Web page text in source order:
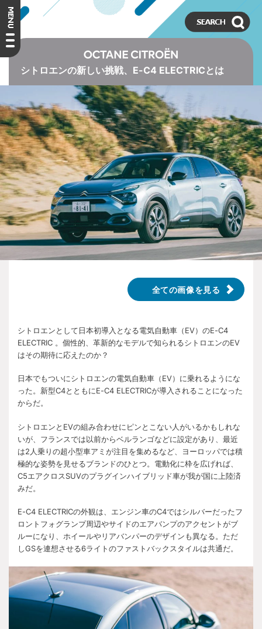
シトロエンの新しい挑戦、E-C4 ELECTRICとは
全ての画像を見る
シトロエンとして日本初導入となる電気自動車（EV）のE-C4
ELECTRIC 。個性的、革新的なモデルで知られるシトロエンのEV
はその期待に応えたのか？
日本でもついにシトロエンの電気自動車（EV）に乗れるようにな
った。新型C4とともにE-C4 ELECTRICが導入されることになった
からだ。
シトロエンとEVの組み合わせにピンとこない人がいるかもしれな
いが、フランスでは以前からベルランゴなどに設定があり、最近
は2人乗りの超小型車アミが注目を集めるなど、ヨーロッパでは積
極的な姿勢を見せるブランドのひとつ。電動化に枠を広げれば、
C5エアクロスSUVのプラグインハイブリッド車が我が国に上陸済
みだ。
E-C4 ELECTRICの外観は、エンジン車のC4ではシルバーだったフ
ロントフォグランプ周辺やサイドのエアバンプのアクセントがブ
ルーになり、ホイールやリアバンパーのデザインも異なる。ただ
しGSを連想させる6ライトのファストバックスタイルは共通だ。